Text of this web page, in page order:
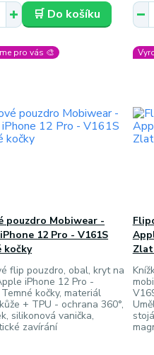
🛒 Do košíku
pro vás 🎨
pouzdro Mobiwear -
12 Pro - V161S
kočky
flip pouzdro, obal, kryt na
iPhone 12 Pro -
kočky, materiál
+ TPU - ochrana 360°,
silikonová vanička,
zavírání